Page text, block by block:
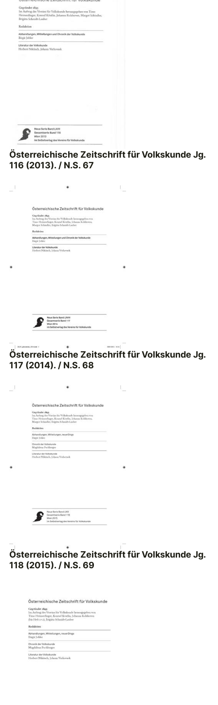
Österreichische Zeitschrift für Volkskunde Jg.
116 (2013). / N.S. 67
Österreichische Zeitschrift für Volkskunde Jg.
117 (2014). / N.S. 68
Österreichische Zeitschrift für Volkskunde Jg.
118 (2015). / N.S. 69